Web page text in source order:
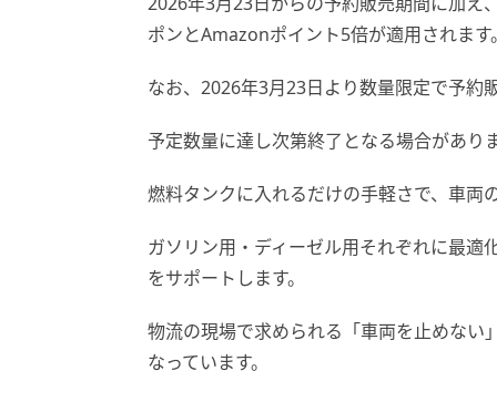
ポンとAmazonポイント5倍が適用されます
なお、2026年3月23日より数量限定で予約
予定数量に達し次第終了となる場合があり
燃料タンクに入れるだけの手軽さで、車両
ガソリン用・ディーゼル用それぞれに最
をサポートします。
物流の現場で求められる「車両を止めない
なっています。